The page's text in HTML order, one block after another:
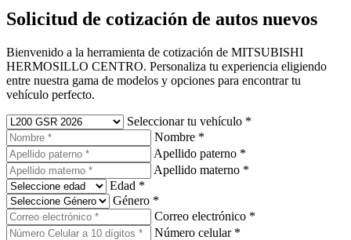
Solicitud de cotización de autos nuevos
Bienvenido a la herramienta de cotización de MITSUBISHI
HERMOSILLO CENTRO. Personaliza tu experiencia eligiendo
entre nuestra gama de modelos y opciones para encontrar tu
vehículo perfecto.
Seleccionar tu vehículo *
Nombre *
Apellido paterno *
Apellido materno *
Edad *
Género *
Correo electrónico *
Número celular *